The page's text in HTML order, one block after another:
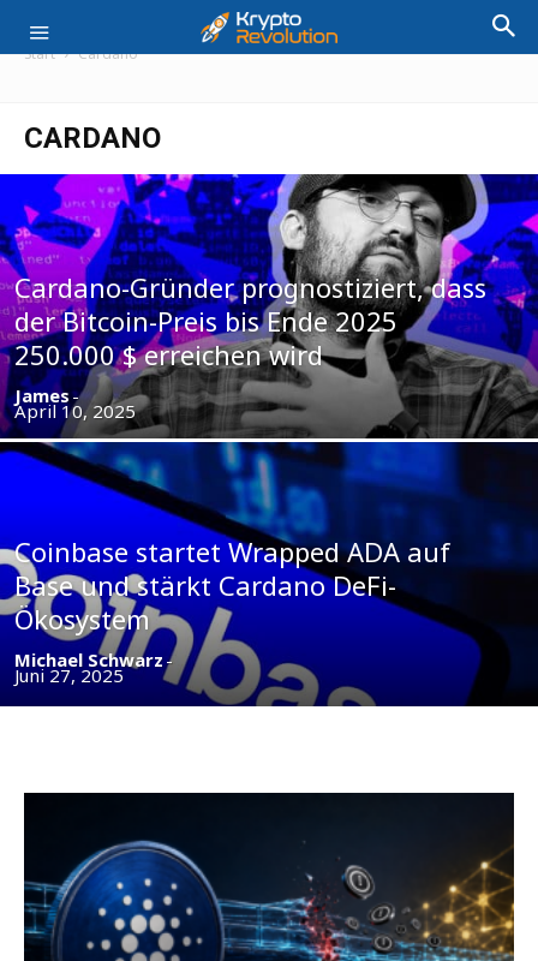
Start Cardano
CARDANO
Cardano-Gründer prognostiziert, dass
der Bitcoin-Preis bis Ende 2025
250.000 $ erreichen wird
James-
April 10, 2025
Coinbase startet Wrapped ADA auf
Base und stärkt Cardano DeFi-
Ökosystem
Michael Schwarz-
Juni 27, 2025